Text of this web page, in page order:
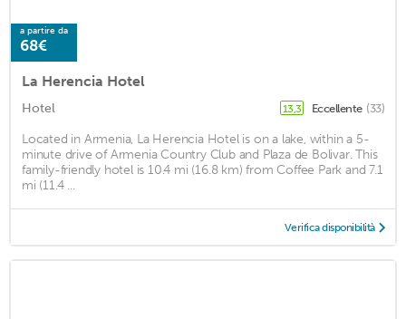
a partire da
68€
La Herencia Hotel
Hotel 13,3 Eccellente (33)
Located in Armenia, La Herencia Hotel is on a lake, within a 5-
minute drive of Armenia Country Club and Plaza de Bolivar. This
family-friendly hotel is 10.4 mi (16.8 km) from Coffee Park and 7.1
mi (11.4 ...
Verifica disponibilità